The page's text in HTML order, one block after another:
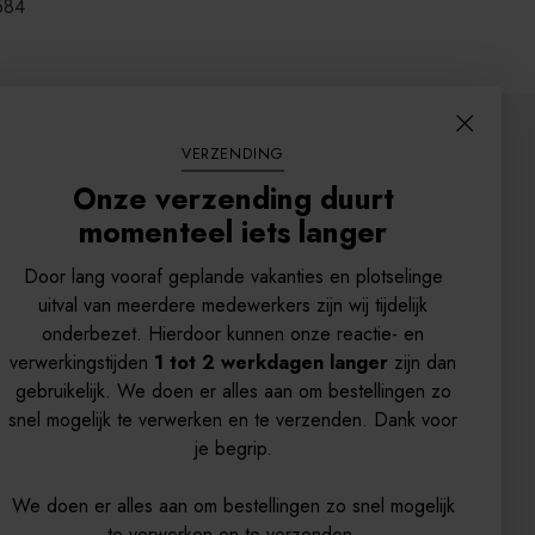
VERZENDING
Onze verzending duurt
momenteel iets langer
Door lang vooraf geplande vakanties en plotselinge
uitval van meerdere medewerkers zijn wij tijdelijk
onderbezet. Hierdoor kunnen onze reactie- en
verwerkingstijden 1 tot 2 werkdagen langer zijn dan
gebruikelijk. We doen er alles aan om bestellingen zo
snel mogelijk te verwerken en te verzenden. Dank voor
je begrip.
We doen er alles aan om bestellingen zo snel mogelijk